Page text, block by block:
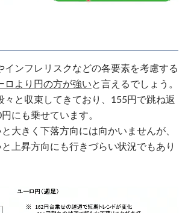
インフレリスクなどの各要素を考慮する
ロより円の方が強いと言えるでしょう。
々と収束してきており、155円で跳ね返
にも乗せています。
大きく下落方向には向かいませんが、
上昇方向にも行きづらい状況でもあり